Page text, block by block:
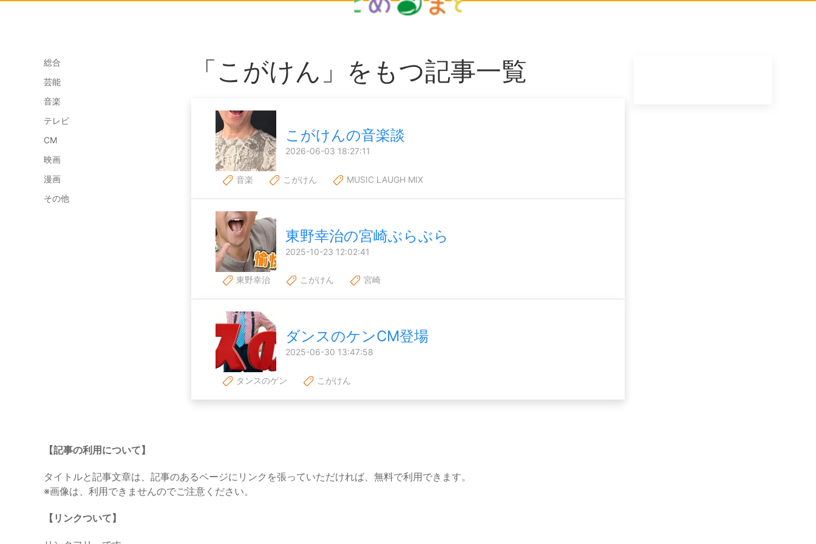
総合
芸能
音楽
テレビ
CM
映画
漫画
その他
「こがけん」をもつ記事一覧
こがけんの音楽談
2026-06-03 18:27:11
音楽 こがけん MUSIC LAUGH MIX
東野幸治の宮崎ぶらぶら
2025-10-23 12:02:41
東野幸治 こがけん 宮崎
ダンスのケンCM登場
2025-06-30 13:47:58
タンスのゲン こがけん
【記事の利用について】
タイトルと記事文章は、記事のあるページにリンクを張っていただければ、無料で利用できます。
※画像は、利用できませんのでご注意ください。
【リンクついて】